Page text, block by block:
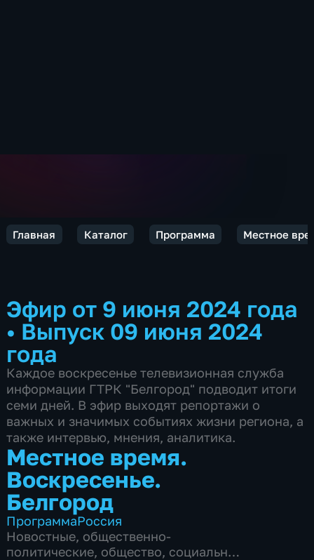
Главная Каталог Программа Местное
Эфир от 9 июня 2024 года
• Выпуск 09 июня 2024
года
Каждое воскресенье телевизионная служба
информации ГТРК "Белгород" подводит итоги
семи дней. В эфир выходят репортажи о
важных и значимых событиях жизни региона, а
также интервью, мнения, аналитика.
Местное время.
Воскресенье.
Белгород
ПрограммаРоссия
Новостные, общественно-
политические, общество, социально-